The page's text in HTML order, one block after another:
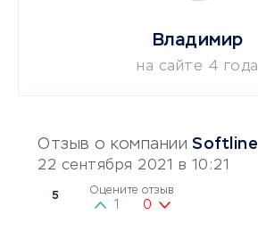
Отзыв о компании Softline
22 сентября 2021 в 10:21
5 Оцените отзыв
1 0
Владимир
на сайте 4 года